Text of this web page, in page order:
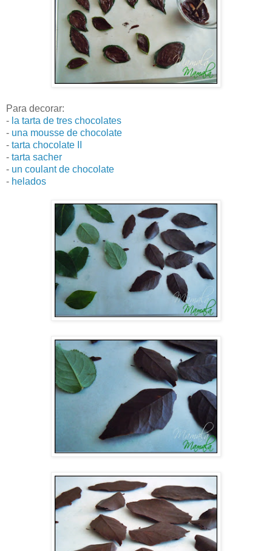
Para decorar:
- la tarta de tres chocolates
- una mousse de chocolate
- tarta chocolate II
- tarta sacher
- un coulant de chocolate
- helados